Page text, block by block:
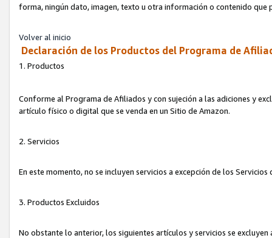
forma, ningún dato, imagen, texto u otra información o contenido
Volver al inicio
Declaración de los Productos del Programa de
1. Productos
Conforme al Programa de Afiliados y con sujeción a las adiciones y
artículo físico o digital que se venda en un Sitio de Amazon.
2. Servicios
En este momento, no se incluyen servicios a excepción de los
3. Productos Excluidos
No obstante lo anterior, los siguientes artículos y servicios se